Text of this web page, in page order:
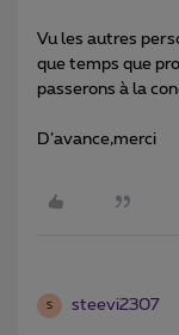
Vu les autres
que temps que
passerons à la
D’avance,merci
S steevi2307